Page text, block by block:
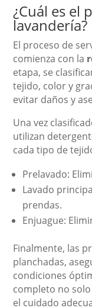
¿Cuál es el
lavandería?
El proceso de
comienza con la
etapa, se
tejido, color y
evitar daños y
Una vez
utilizan
cada tipo de
Prelavado:
Lavado
prendas.
Enjuague:
Finalmente, las
planchadas,
condiciones
completo no
el cuidado